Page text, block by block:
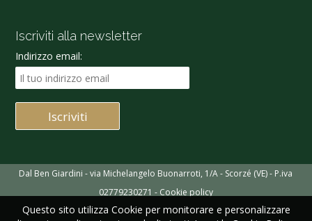
Iscriviti alla newsletter
Indirizzo email:
Dal Ben Giardini - via Michelangelo Buonarroti, 1/A - Scorzé (VE) - P.iva
02779230271 - Cookie policy
Questo sito utilizza Cookie per monitorare e personalizzare